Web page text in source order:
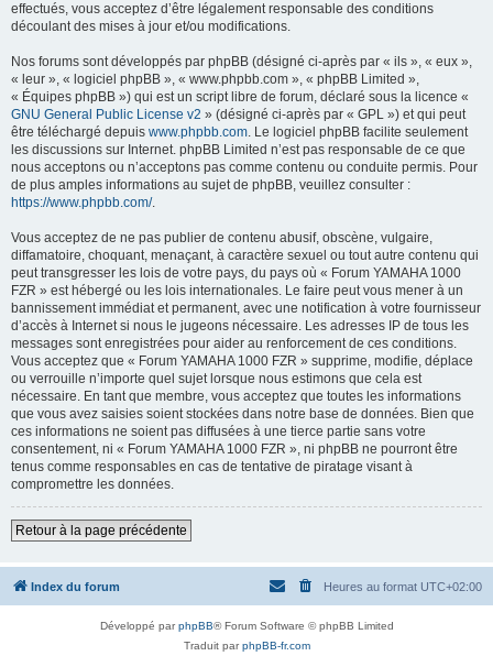
effectués, vous acceptez d’être légalement responsable des conditions
découlant des mises à jour et/ou modifications.
Nos forums sont développés par phpBB (désigné ci-après par « ils », « eux »,
« leur », « logiciel phpBB », « www.phpbb.com », « phpBB Limited »,
« Équipes phpBB ») qui est un script libre de forum, déclaré sous la licence «
GNU General Public License v2 » (désigné ci-après par « GPL ») et qui peut
être téléchargé depuis www.phpbb.com. Le logiciel phpBB facilite seulement
les discussions sur Internet. phpBB Limited n’est pas responsable de ce que
nous acceptons ou n’acceptons pas comme contenu ou conduite permis. Pour
de plus amples informations au sujet de phpBB, veuillez consulter :
https://www.phpbb.com/.
Vous acceptez de ne pas publier de contenu abusif, obscène, vulgaire,
diffamatoire, choquant, menaçant, à caractère sexuel ou tout autre contenu qui
peut transgresser les lois de votre pays, du pays où « Forum YAMAHA 1000
FZR » est hébergé ou les lois internationales. Le faire peut vous mener à un
bannissement immédiat et permanent, avec une notification à votre fournisseur
d’accès à Internet si nous le jugeons nécessaire. Les adresses IP de tous les
messages sont enregistrées pour aider au renforcement de ces conditions.
Vous acceptez que « Forum YAMAHA 1000 FZR » supprime, modifie, déplace
ou verrouille n’importe quel sujet lorsque nous estimons que cela est
nécessaire. En tant que membre, vous acceptez que toutes les informations
que vous avez saisies soient stockées dans notre base de données. Bien que
ces informations ne soient pas diffusées à une tierce partie sans votre
consentement, ni « Forum YAMAHA 1000 FZR », ni phpBB ne pourront être
tenus comme responsables en cas de tentative de piratage visant à
compromettre les données.
Retour à la page précédente
Index du forum Heures au format UTC+02:00
Développé parphpBB® Forum Software © phpBB Limited
Traduit parphpBB-fr.com